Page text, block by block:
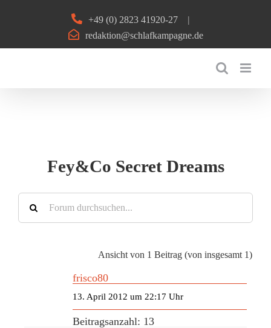
+49 (0) 2823 41920-27
|
redaktion@schlafkampagne.de
Fey&Co Secret Dreams
Ansicht von 1 Beitrag (von insgesamt 1)
frisco80
13. April 2012 um 22:17 Uhr
Beitragsanzahl: 13